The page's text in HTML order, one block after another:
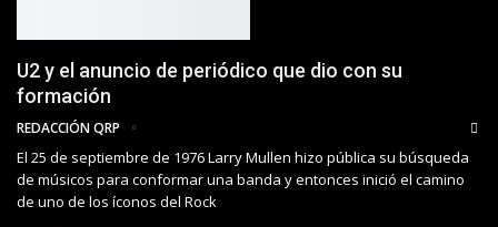
U2 y el anuncio de periódico que dio con su
formación
REDACCIÓN QRP
El 25 de septiembre de 1976 Larry Mullen hizo pública su búsqueda
de músicos para conformar una banda y entonces inició el camino
de uno de los íconos del Rock